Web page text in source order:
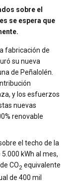
sobre el
se espera que
fabricación de
su nueva
de Peñalolén.
y los esfuerzos
nuevas
renovable
el techo de la
kWh al mes,
CO2 equivalente
de 400 mil